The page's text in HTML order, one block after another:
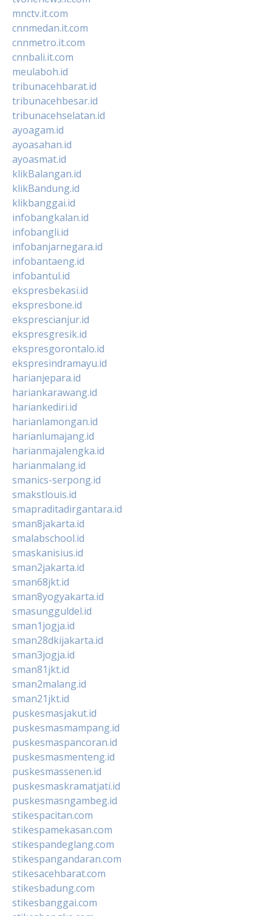
mnctv.it.com
cnnmedan.it.com
cnnmetro.it.com
cnnbali.it.com
meulaboh.id
tribunacehbarat.id
tribunacehbesar.id
tribunacehselatan.id
ayoagam.id
ayoasahan.id
ayoasmat.id
klikBalangan.id
klikBandung.id
klikbanggai.id
infobangkalan.id
infobangli.id
infobanjarnegara.id
infobantaeng.id
infobantul.id
ekspresbekasi.id
ekspresbone.id
eksprescianjur.id
ekspresgresik.id
ekspresgorontalo.id
ekspresindramayu.id
harianjepara.id
hariankarawang.id
hariankediri.id
harianlamongan.id
harianlumajang.id
harianmajalengka.id
harianmalang.id
smanics-serpong.id
smakstlouis.id
smapraditadirgantara.id
sman8jakarta.id
smalabschool.id
smaskanisius.id
sman2jakarta.id
sman68jkt.id
sman8yogyakarta.id
smasungguldel.id
sman1jogja.id
sman28dkijakarta.id
sman3jogja.id
sman81jkt.id
sman2malang.id
sman21jkt.id
puskesmasjakut.id
puskesmasmampang.id
puskesmaspancoran.id
puskesmasmenteng.id
puskesmassenen.id
puskesmaskramatjati.id
puskesmasngambeg.id
stikespacitan.com
stikespamekasan.com
stikespandeglang.com
stikespangandaran.com
stikesacehbarat.com
stikesbadung.com
stikesbanggai.com